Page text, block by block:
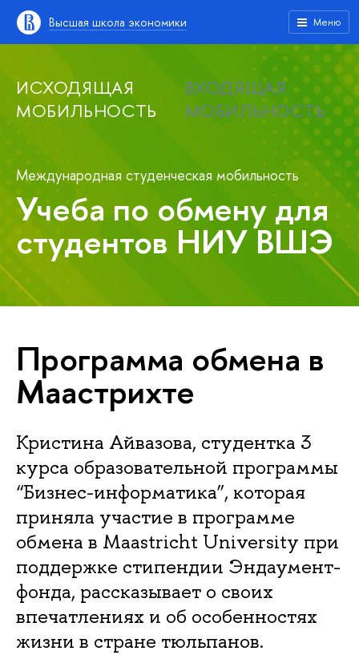
Высшая школа экономики Меню
ИСХОДЯЩАЯ
МОБИЛЬНОСТЬ
ВХОДЯЩАЯ
МОБИЛЬНОСТЬ
Международная студенческая мобильность
Учеба по обмену для
студентов НИУ ВШЭ
Программа обмена в
Маастрихте
Кристина Айвазова, студентка 3
курса образовательной программы
“Бизнес-информатика”, которая
приняла участие в программе
обмена в Maastricht University при
поддержке стипендии Эндаумент-
фонда, рассказывает о своих
впечатлениях и об особенностях
жизни в стране тюльпанов.